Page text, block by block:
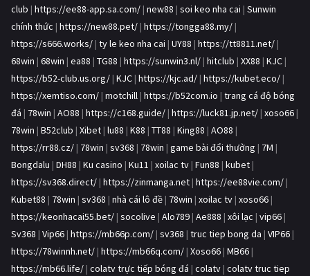
club | https://ee88-app.sa.com/ | new88 | soi keo nha cai | Sunwin
chính thức | https://new88.pet/ | https://tongga88.my/ |
https://s666.works/ | ty le keo nha cai | UY88 | https://tt8811.net/ |
68win | 68win | ea88 | TG88 | https://sunwin3.nl/ | hitclub | XX88 | KJC |
https://b52-club.us.org/ | KJC | https://kjc.ad/ | https://kubet.eco/ |
https://xemtiso.com/ | motchill | https://b52com.io | trang cá độ bóng
đá | 78win | AO88 | https://c168.guide/ | https://luck81.jp.net/ | xoso66 |
78win | B52club | Xibet | lu88 | K88 | TT88 | King88 | AO88 |
https://rr88.cz/ | 78win | sv368 | 78win | game bài đổi thưởng | 7M |
Bongdalu | DH88 | Ku casino | Ku11 | xoilac tv | Fun88 | kubet |
https://sv368.direct/ | https://zinmanga.net | https://ee88vie.com/ |
Kubet88 | 78win | sv368 | nhà cái lô đề | 78win | xoilac tv | xoso66 |
https://keonhacai55.bet/ | socolive | Alo789 | Ae888 | xôi lạc | vip66 |
Sv368 | Vip66 | https://mb66p.com/ | sv368 | truc tiep bong da | VIP66 |
https://78winnh.net/ | https://mb66q.com/ | Xoso66 | MB66 |
https://mb66.life/ | colatv trực tiếp bóng đá | colatv | colatv truc tiep